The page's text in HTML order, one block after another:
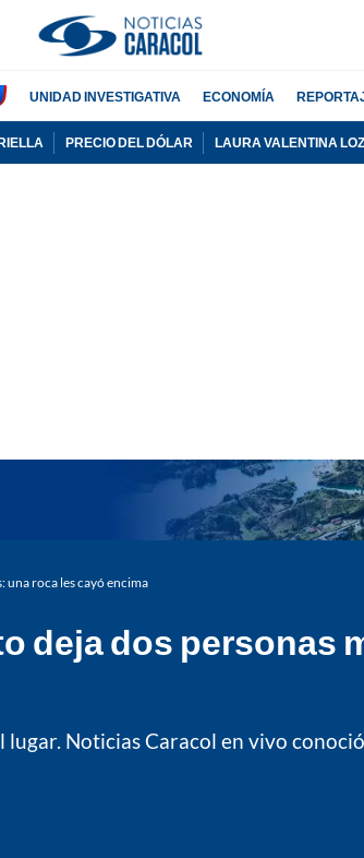
UNIDAD INVESTIGATIVA ECONOMÍA
PRECIO DEL DÓLAR LAURA VALENTINA
una roca les cayó encima
deja dos personas
Noticias Caracol en vivo